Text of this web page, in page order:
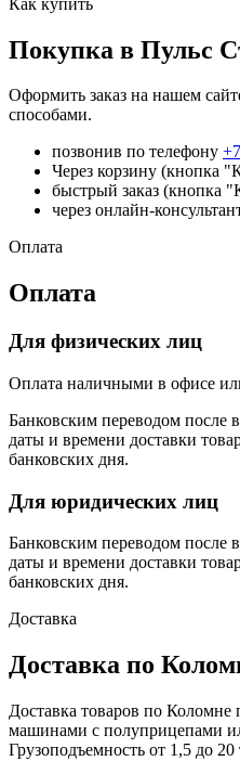
Покупка в Пульс
Оформить заказ на нашем
способами.
позвонив по телефону
Через корзину (кнопка
быстрый заказ (кнопка
через онлайн-
Оплата
Оплата
Для физических лиц
Оплата наличными в офисе
Банковским переводом после
даты и времени доставки
банковских дня.
Для юридических лиц
Банковским переводом после
даты и времени доставки
банковских дня.
Доставка
Доставка по
Доставка товаров по Коломне
машинами с полуприцепами
Грузоподъемность от 1,5 до 20